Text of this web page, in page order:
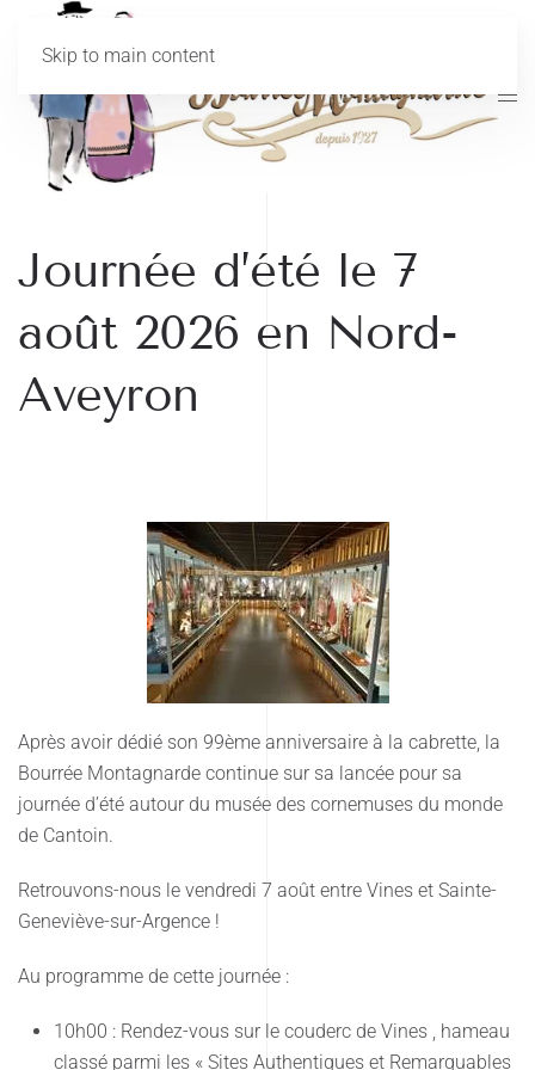
Skip to main content
Journée d’été le 7
août 2026 en Nord-
Aveyron
Après avoir dédié son 99ème anniversaire à la cabrette, la
Bourrée Montagnarde continue sur sa lancée pour sa
journée d’été autour du musée des cornemuses du monde
de Cantoin.
Retrouvons-nous le vendredi 7 août entre Vines et Sainte-
Geneviève-sur-Argence !
Au programme de cette journée :
10h00 : Rendez-vous sur le couderc de Vines , hameau
classé parmi les « Sites Authentiques et Remarquables